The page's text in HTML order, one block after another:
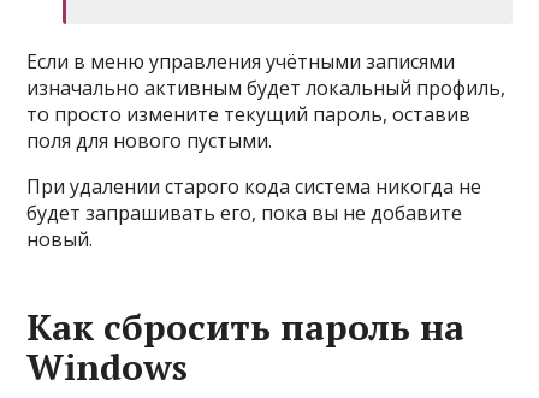
Если в меню управления учётными записями
изначально активным будет локальный профиль,
то просто измените текущий пароль, оставив
поля для нового пустыми.
При удалении старого кода система никогда не
будет запрашивать его, пока вы не добавите
новый.
Как сбросить пароль на
Windows